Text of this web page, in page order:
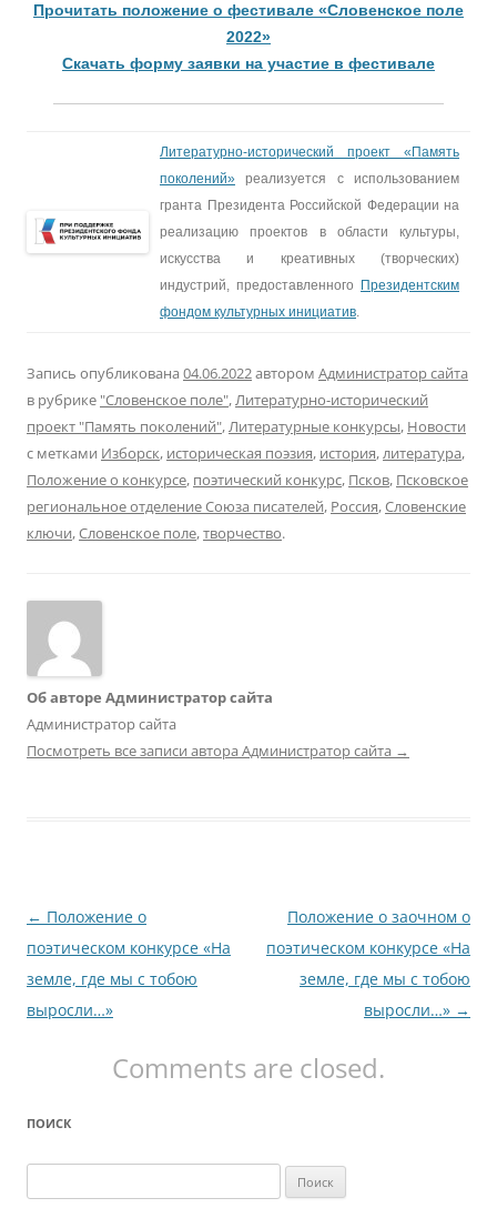
Прочитать положение о фестивале «Словенское поле
2022»
Скачать форму заявки на участие в фестивале
Литературно-исторический проект «Память
поколений» реализуется с использованием
гранта Президента Российской Федерации на
реализацию проектов в области культуры,
искусства и креативных (творческих)
индустрий, предоставленного
Президентским
фондом культурных инициатив.
Запись опубликована 04.06.2022автором Администратор сайта
в рубрике "Словенское поле",Литературно-исторический
проект "Память поколений",Литературные конкурсы, Новости
с метками Изборск, историческая поэзия, история,литература,
Положение о конкурсе, поэтический конкурс, Псков, Псковское
региональное отделение Союза писателей, Россия,Словенские
ключи,Словенское поле,творчество.
Об авторе Администратор сайта
Администратор сайта
Посмотреть все записи автора Администратор сайта →
Навигация
по
записям
← Положение о
поэтическом конкурсе «На
земле, где мы с тобою
выросли…»
Положение о заочном о
поэтическом конкурсе «На
земле, где мы с тобою
выросли…» →
Comments are closed.
ПОИСК